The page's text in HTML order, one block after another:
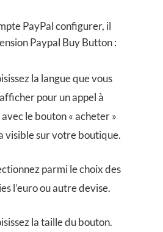
PayPal configurer, il
Paypal Buy Button :
la langue que vous
pour un appel à
avec le bouton « acheter »
visible sur votre boutique.
parmi le choix des
l’euro ou autre devise.
la taille du bouton.